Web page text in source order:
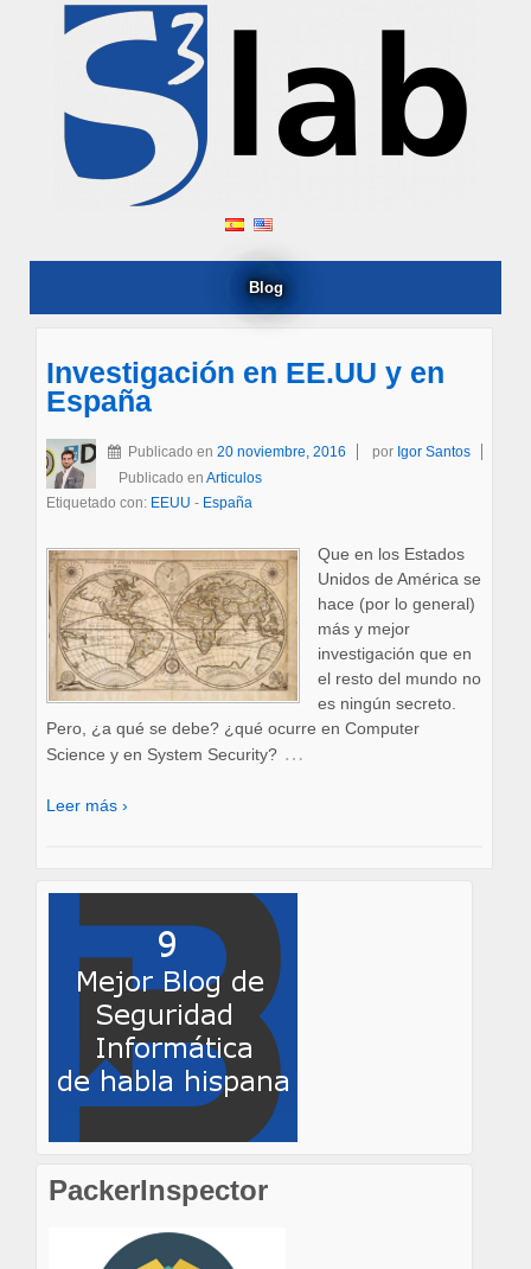
Blog
Investigación en EE.UU y en
España
Publicado en 20 noviembre, 2016 por Igor Santos
Publicado en Articulos
Etiquetado con: EEUU - España
Que en los Estados
Unidos de América se
hace (por lo general)
más y mejor
investigación que en
el resto del mundo no
es ningún secreto.
Pero, ¿a qué se debe? ¿qué ocurre en Computer
Science y en System Security? …
Leer más ›
PackerInspector